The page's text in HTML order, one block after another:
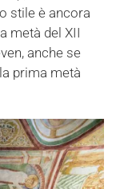
stile è ancora
metà del XII
anche se
prima metà